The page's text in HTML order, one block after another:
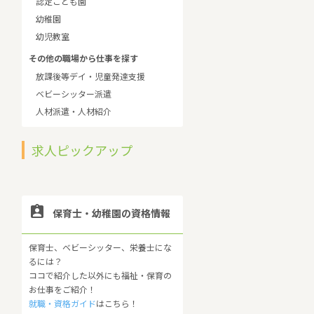
幼稚園
幼児教室
その他の職場から仕事を探す
放課後等デイ・児童発達支援
ベビーシッター派遣
人材派遣・人材紹介
求人ピックアップ
 保育士・幼稚園の資格情報
保育士、ベビーシッター、栄養士にな
るには？
ココで紹介した以外にも福祉・保育の
お仕事をご紹介！
就職・資格ガイドはこちら！